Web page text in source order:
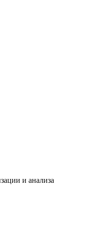
и анализа